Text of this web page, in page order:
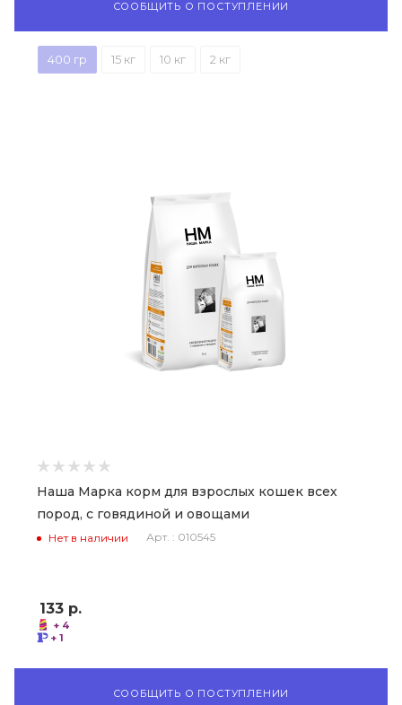
СООБЩИТЬ О ПОСТУПЛЕНИИ
400 гр 15 кг 10 кг 2 кг
Наша Марка корм для взрослых кошек всех
пород, с говядиной и овощами
Нет в наличии Арт. : 010545
133 р.
+ 4
+ 1
СООБЩИТЬ О ПОСТУПЛЕНИИ